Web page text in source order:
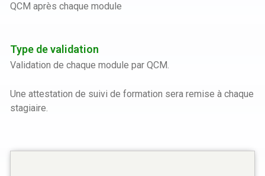
QCM après chaque module
Type de validation
Validation de chaque module par QCM.
Une attestation de suivi de formation sera remise à chaque
stagiaire.